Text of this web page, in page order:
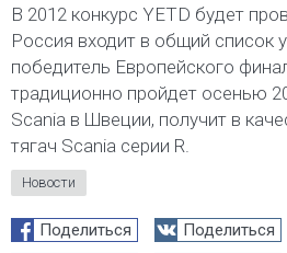
В 2012 конкурс YETD будет
Россия входит в общий список
победитель Европейского
традиционно пройдет осенью
Scania в Швеции, получит в
тягач Scania серии R.
Новости
Поделиться Поделиться